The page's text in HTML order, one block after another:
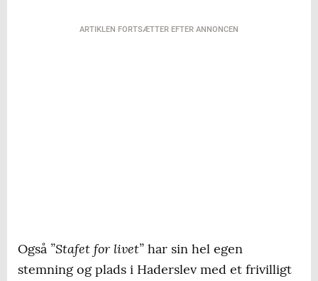
ARTIKLEN FORTSÆTTER EFTER ANNONCEN
Også ”Stafet for livet” har sin hel egen
stemning og plads i Haderslev med et frivilligt